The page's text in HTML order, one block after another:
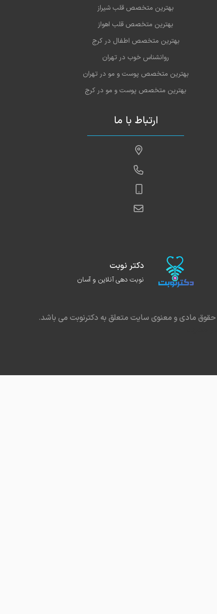
بهترین متخصص قلب شیراز
بهترین متخصص قلب اهواز
بهترین متخصص اطفال در کرج
روانشناس خوب در تهران
بهترین متخصص پوست و مو در تهران
بهترین متخصص پوست و مو در کرج
ارتباط با ما
دکتر نوبت
نوبت دهی آنلاین و آسان
مادی و معنوی سایت متعلق به دکترنوبت می باشد.